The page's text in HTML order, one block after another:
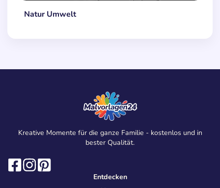
Natur Umwelt
Kreative Momente für die ganze Familie - kostenlos und in
bester Qualität.
Entdecken